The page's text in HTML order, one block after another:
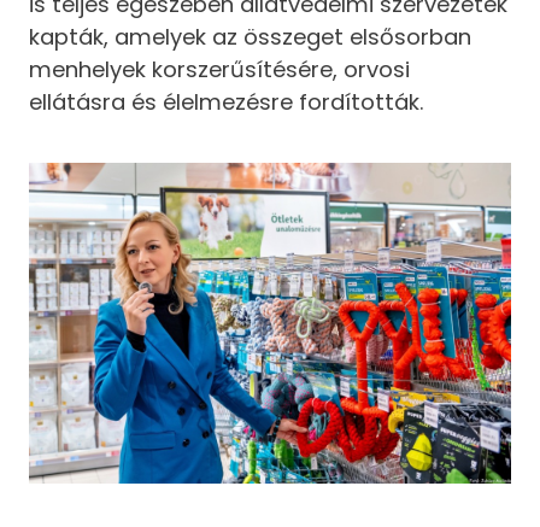
kapták, amelyek az összeget elsősorban
menhelyek korszerűsítésére, orvosi
ellátásra és élelmezésre fordították.